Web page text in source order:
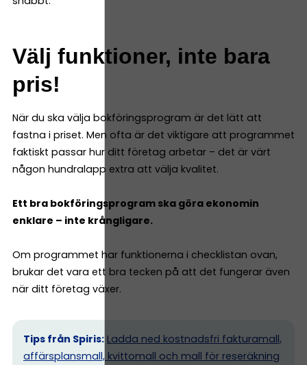
Välj funktioner, inte bara
pris!
När du ska välja bokföringsprogram är det lätt att
fastna i priset. Men ofta är det viktigare att programmet
faktiskt passar hur ditt företag arbetar – det är värt
någon hundralapp extra att välja kvalitet.
Ett bra bokföringsprogram ska göra ekonomin
enklare – inte krångligare.
Om programmet har funktionerna i checklistan ovan,
brukar det vara ett bra tecken på att det fungerar även
när ditt företag växer.
Tips från Spiris: Ladda ned kostnadsfri fakturamall,
affärsplansmall, kvittomall och mall för reseräkning